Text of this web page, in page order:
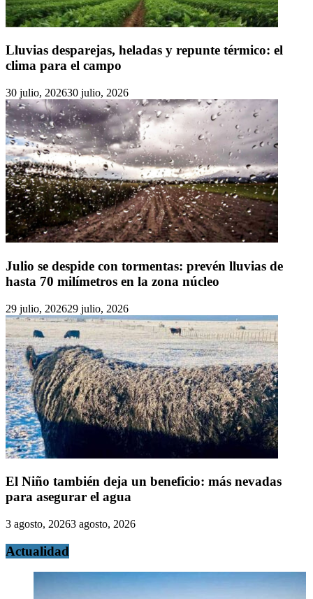
Lluvias desparejas, heladas y repunte térmico: el
clima para el campo
30 julio, 202630 julio, 2026
Julio se despide con tormentas: prevén lluvias de
hasta 70 milímetros en la zona núcleo
29 julio, 202629 julio, 2026
El Niño también deja un beneficio: más nevadas
para asegurar el agua
3 agosto, 20263 agosto, 2026
Actualidad